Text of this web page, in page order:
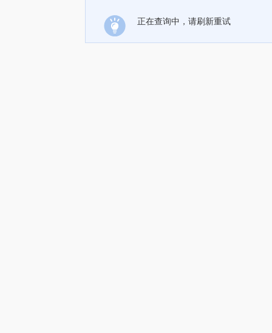
正在查询中，请刷新重试